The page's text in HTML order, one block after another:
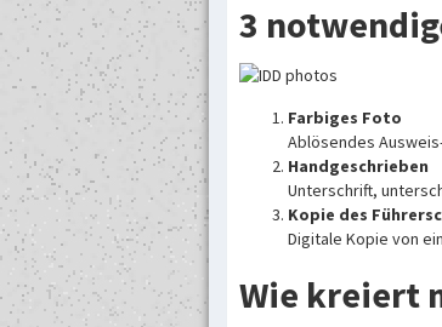
3
Farbiges Foto
Ablösendes
Handgeschrieben
Unterschrift,
Kopie des
Digitale Kopie von
Wie kreiert